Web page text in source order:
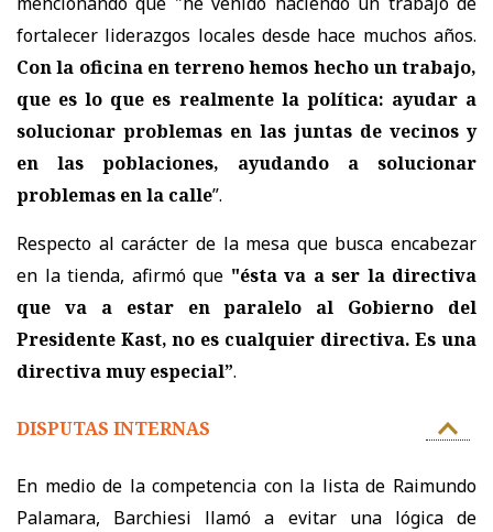
fortalecer liderazgos locales desde hace muchos años.
Con la oficina en terreno hemos hecho un trabajo,
que es lo que es realmente la política: ayudar a
solucionar problemas en las juntas de vecinos y
en las poblaciones, ayudando a solucionar
problemas en la calle”.
Respecto al carácter de la mesa que busca encabezar
en la tienda, afirmó que "ésta va a ser la directiva
que va a estar en paralelo al Gobierno del
Presidente Kast, no es cualquier directiva. Es una
directiva muy especial”.
DISPUTAS INTERNAS
En medio de la competencia con la lista de Raimundo
Palamara, Barchiesi llamó a evitar una lógica de